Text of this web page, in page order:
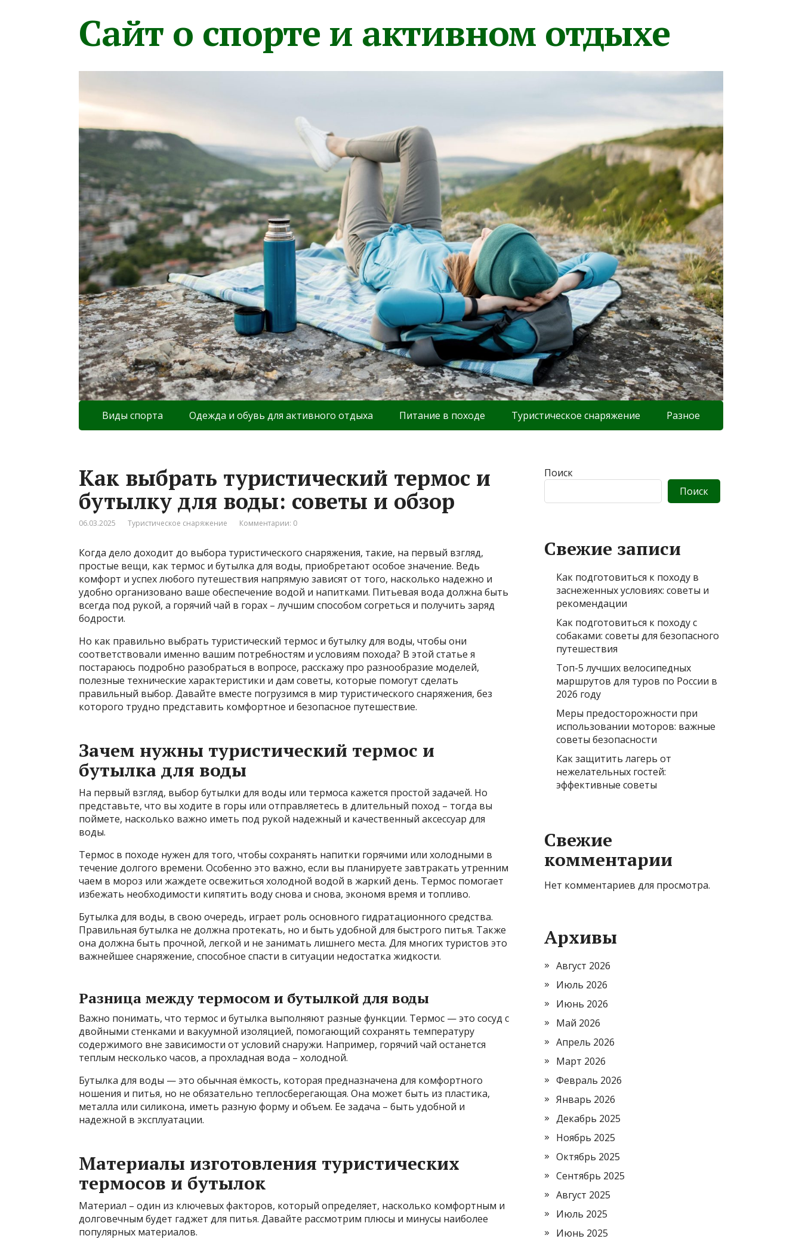
Сайт о спорте и активном отдыхе
Виды спорта Одежда и обувь для активного отдыха Питание в походе Туристическое снаряжение Разное
Как выбрать туристический термос и
бутылку для воды: советы и обзор
06.03.2025 Туристическое снаряжение Комментарии: 0
Когда дело доходит до выбора туристического снаряжения, такие, на первый взгляд,
простые вещи, как термос и бутылка для воды, приобретают особое значение. Ведь
комфорт и успех любого путешествия напрямую зависят от того, насколько надежно и
удобно организовано ваше обеспечение водой и напитками. Питьевая вода должна быть
всегда под рукой, а горячий чай в горах – лучшим способом согреться и получить заряд
бодрости.
Но как правильно выбрать туристический термос и бутылку для воды, чтобы они
соответствовали именно вашим потребностям и условиям похода? В этой статье я
постараюсь подробно разобраться в вопросе, расскажу про разнообразие моделей,
полезные технические характеристики и дам советы, которые помогут сделать
правильный выбор. Давайте вместе погрузимся в мир туристического снаряжения, без
которого трудно представить комфортное и безопасное путешествие.
Зачем нужны туристический термос и
бутылка для воды
На первый взгляд, выбор бутылки для воды или термоса кажется простой задачей. Но
представьте, что вы ходите в горы или отправляетесь в длительный поход – тогда вы
поймете, насколько важно иметь под рукой надежный и качественный аксессуар для
воды.
Термос в походе нужен для того, чтобы сохранять напитки горячими или холодными в
течение долгого времени. Особенно это важно, если вы планируете завтракать утренним
чаем в мороз или жаждете освежиться холодной водой в жаркий день. Термос помогает
избежать необходимости кипятить воду снова и снова, экономя время и топливо.
Бутылка для воды, в свою очередь, играет роль основного гидратационного средства.
Правильная бутылка не должна протекать, но и быть удобной для быстрого питья. Также
она должна быть прочной, легкой и не занимать лишнего места. Для многих туристов это
важнейшее снаряжение, способное спасти в ситуации недостатка жидкости.
Разница между термосом и бутылкой для воды
Важно понимать, что термос и бутылка выполняют разные функции. Термос — это сосуд с
двойными стенками и вакуумной изоляцией, помогающий сохранять температуру
содержимого вне зависимости от условий снаружи. Например, горячий чай останется
теплым несколько часов, а прохладная вода – холодной.
Бутылка для воды — это обычная ёмкость, которая предназначена для комфортного
ношения и питья, но не обязательно теплосберегающая. Она может быть из пластика,
металла или силикона, иметь разную форму и объем. Ее задача – быть удобной и
надежной в эксплуатации.
Материалы изготовления туристических
термосов и бутылок
Материал – один из ключевых факторов, который определяет, насколько комфортным и
долговечным будет гаджет для питья. Давайте рассмотрим плюсы и минусы наиболее
популярных материалов.
Поиск
Поиск
Свежие записи
Как подготовиться к походу в
заснеженных условиях: советы и
рекомендации
Как подготовиться к походу с
собаками: советы для безопасного
путешествия
Топ-5 лучших велосипедных
маршрутов для туров по России в
2026 году
Меры предосторожности при
использовании моторов: важные
советы безопасности
Как защитить лагерь от
нежелательных гостей:
эффективные советы
Свежие
комментарии
Нет комментариев для просмотра.
Архивы
Август 2026
Июль 2026
Июнь 2026
Май 2026
Апрель 2026
Март 2026
Февраль 2026
Январь 2026
Декабрь 2025
Ноябрь 2025
Октябрь 2025
Сентябрь 2025
Август 2025
Июль 2025
Июнь 2025